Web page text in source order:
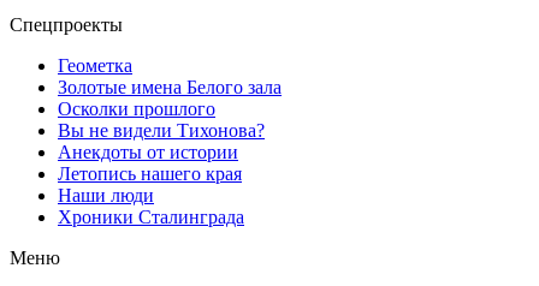
Спецпроекты
Геометка
Золотые имена Белого зала
Осколки прошлого
Вы не видели Тихонова?
Анекдоты от истории
Летопись нашего края
Наши люди
Хроники Сталинграда
Меню